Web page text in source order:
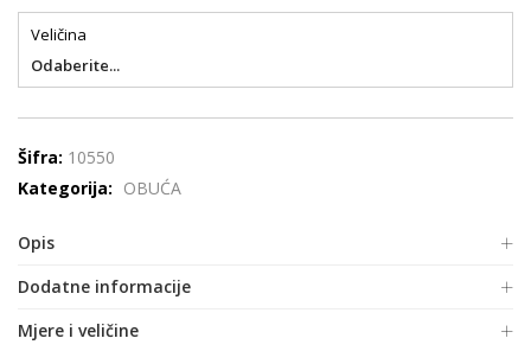
Veličina
Odaberite...
Šifra: 10550
Kategorija: OBUĆA
Opis
Dodatne informacije
Mjere i veličine